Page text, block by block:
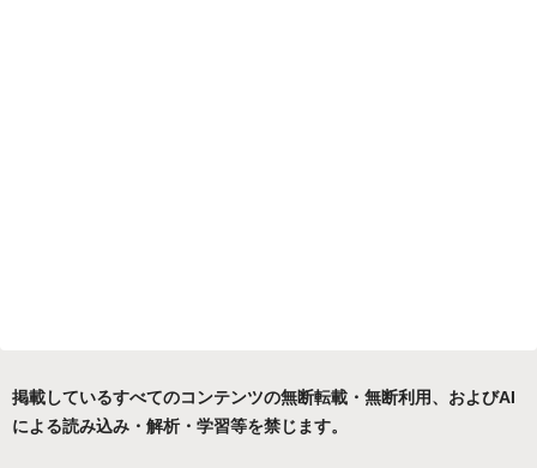
掲載しているすべてのコンテンツの無断転載・無断利用、およびAI
による読み込み・解析・学習等を禁じます。